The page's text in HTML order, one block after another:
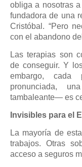
obliga a nosotras
fundadora de una
Cristóbal. “Pero
con el abandono
Las terapias son
de conseguir. Y
embargo, cada
pronunciada,
tambaleante— es
Invisibles para el
La mayoría de
trabajos. Otras
acceso a seguros